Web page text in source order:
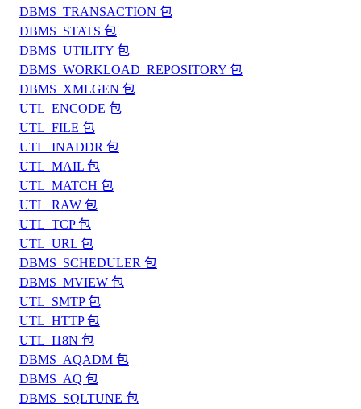
DBMS_TRANSACTION 包
DBMS_STATS 包
DBMS_UTILITY 包
DBMS_WORKLOAD_REPOSITORY 包
DBMS_XMLGEN 包
UTL_ENCODE 包
UTL_FILE 包
UTL_INADDR 包
UTL_MAIL 包
UTL_MATCH 包
UTL_RAW 包
UTL_TCP 包
UTL_URL 包
DBMS_SCHEDULER 包
DBMS_MVIEW 包
UTL_SMTP 包
UTL_HTTP 包
UTL_I18N 包
DBMS_AQADM 包
DBMS_AQ 包
DBMS_SQLTUNE 包